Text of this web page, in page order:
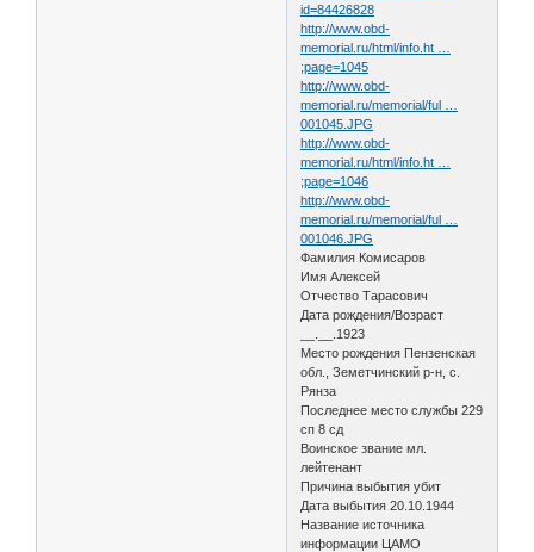
id=84426828
http://www.obd-
memorial.ru/html/info.ht …
;page=1045
http://www.obd-
memorial.ru/memorial/ful …
001045.JPG
http://www.obd-
memorial.ru/html/info.ht …
;page=1046
http://www.obd-
memorial.ru/memorial/ful …
001046.JPG
Фамилия Комисаров
Имя Алексей
Отчество Тарасович
Дата рождения/Возраст
__.__.1923
Место рождения Пензенская
обл., Земетчинский р-н, с.
Рянза
Последнее место службы 229
сп 8 сд
Воинское звание мл.
лейтенант
Причина выбытия убит
Дата выбытия 20.10.1944
Название источника
информации ЦАМО